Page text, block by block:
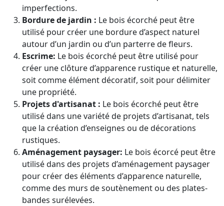
imperfections.
Bordure de jardin : Le bois écorché peut être
utilisé pour créer une bordure d’aspect naturel
autour d’un jardin ou d’un parterre de fleurs.
Escrime: Le bois écorché peut être utilisé pour
créer une clôture d’apparence rustique et naturelle,
soit comme élément décoratif, soit pour délimiter
une propriété.
Projets d'artisanat : Le bois écorché peut être
utilisé dans une variété de projets d’artisanat, tels
que la création d’enseignes ou de décorations
rustiques.
Aménagement paysager: Le bois écorcé peut être
utilisé dans des projets d’aménagement paysager
pour créer des éléments d’apparence naturelle,
comme des murs de soutènement ou des plates-
bandes surélevées.